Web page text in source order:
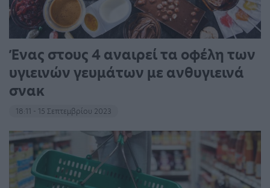
Ένας στους 4 αναιρεί τα οφέλη των
υγιεινών γευμάτων με ανθυγιεινά
σνακ
18:11 - 15 Σεπτεμβρίου 2023